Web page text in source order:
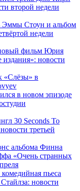
второй недели
Эммы Стоун и альбом
недели
новый фильм Юрия
новости
«Слёзы» в
в новом эпизоде
30 Seconds To
третьей
альбома Финна
«Очень странных
пьеса
новости